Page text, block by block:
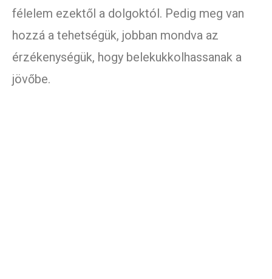
félelem ezektől a dolgoktól. Pedig meg van
hozzá a tehetségük, jobban mondva az
érzékenységük, hogy belekukkolhassanak a
jövőbe.